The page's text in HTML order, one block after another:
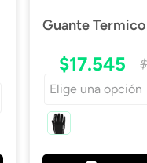
Guante
$17.545 $
Elige una opción